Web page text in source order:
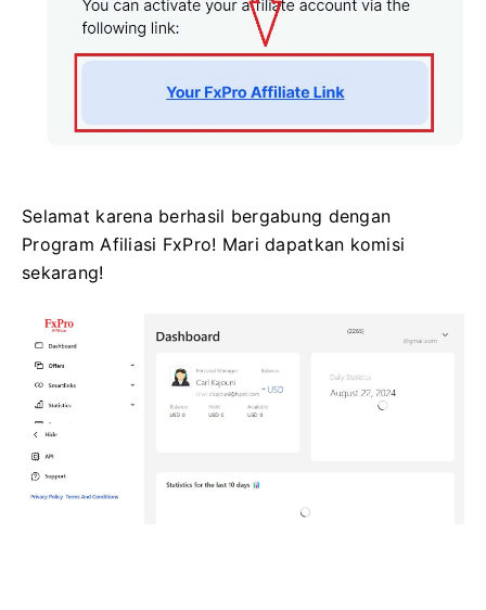
Selamat karena berhasil bergabung dengan
Program Afiliasi FxPro! Mari dapatkan komisi
sekarang!